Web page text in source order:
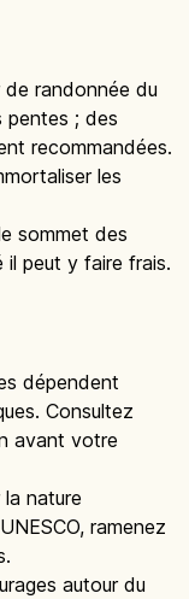
de randonnée du
pentes ; des
recommandées.
les
sommet des
peut y faire frais.
dépendent
Consultez
avant votre
la nature
ramenez
autour du